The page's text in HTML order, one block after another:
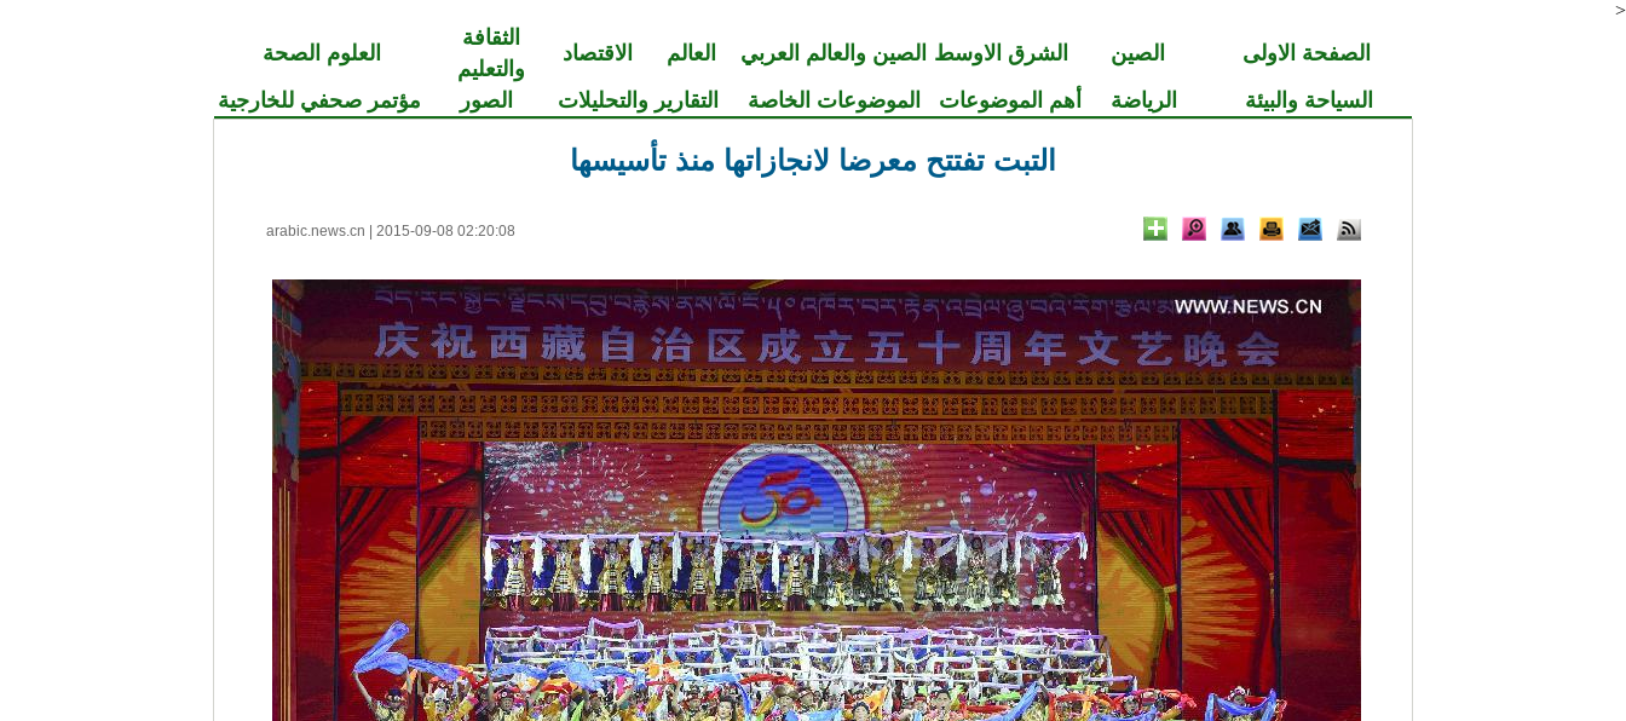
<
الصفحة الاولى الصين الشرق الاوسط الصين والعالم العربي العالم الاقتصاد
الثقافة
والتعليم
العلوم الصحة
السياحة والبيئة
الرياضة أهم الموضوعات الموضوعات الخاصة التقارير والتحليلات الصور مؤتمر صحفي للخارجية
التبت تفتتح معرضا لانجازاتها منذ تأسيسها
arabic.news.cn 2015-09-08 02:20:08